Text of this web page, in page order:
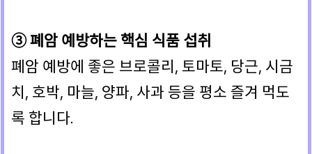
③ 폐암 예방하는 핵심 식품 섭취
폐암 예방에 좋은 브로콜리, 토마토, 당근, 시금
치, 호박, 마늘, 양파, 사과 등을 평소 즐겨 먹도
록 합니다.